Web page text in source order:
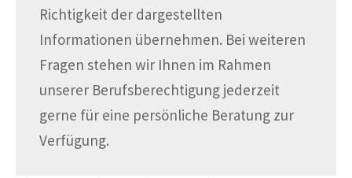
Richtigkeit der dargestellten
Informationen übernehmen. Bei weiteren
Fragen stehen wir Ihnen im Rahmen
unserer Berufsberechtigung jederzeit
gerne für eine persönliche Beratung zur
Verfügung.